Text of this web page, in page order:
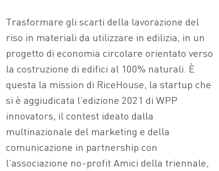
Trasformare gli scarti della lavorazione del
riso in materiali da utilizzare in edilizia, in un
progetto di economia circolare orientato verso
la costruzione di edifici al 100% naturali. È
questa la mission di RiceHouse, la startup che
si è aggiudicata l’edizione 2021 di WPP
innovators, il contest ideato dalla
multinazionale del marketing e della
comunicazione in partnership con
l’associazione no-profit Amici della triennale,